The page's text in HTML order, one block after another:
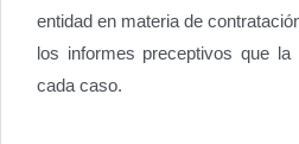
entidad en materia de
los informes preceptivos que la
cada caso.